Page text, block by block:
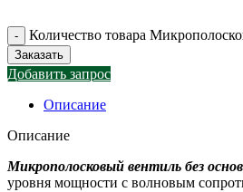
Количество товара
Заказать
Добавить запрос
Описание
Описание
Микрополосковый вентиль без
уровня мощности с волновым